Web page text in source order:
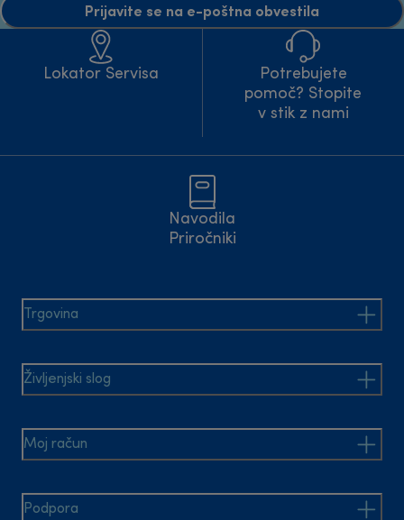
Prijavite se na e-poštna obvestila
Lokator Servisa
Potrebujete
pomoč? Stopite
v stik z nami
Navodila
Priročniki
Trgovina
Življenjski slog
Moj račun
Podpora